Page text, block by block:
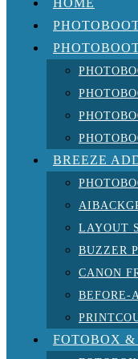
HOME
BREEZE
LAYOUT
BUZZER
CANON
BEFORE-
FOTOBOX